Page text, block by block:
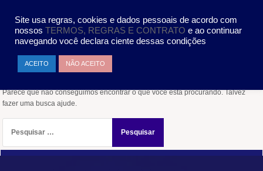
conteúdo
Nada encontrado
Parece que não conseguimos encontrar o que você está procurando. Talvez
fazer uma busca ajude.
por:
Site usa regras, cookies e dados pessoais de acordo com
nossos TERMOS, REGRAS E CONTRATO e ao continuar
navegando você declara ciente dessas condições
ACEITO NÃO ACEITO